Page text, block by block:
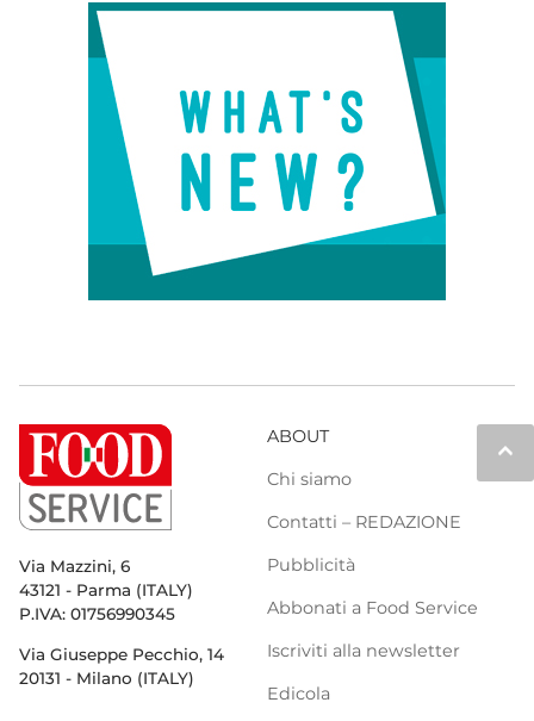
keyboard_arrow_up
Via Mazzini, 6
43121 - Parma (ITALY)
P.IVA: 01756990345
Via Giuseppe Pecchio, 14
20131 - Milano (ITALY)
ABOUT
Chi siamo
Contatti – REDAZIONE
Pubblicità
Abbonati a Food Service
Iscriviti alla newsletter
Edicola